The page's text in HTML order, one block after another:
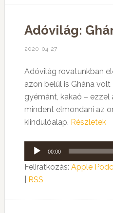
Adóvilág:
2020-04-27
Adóvilág rovatunkban
azon belül is Ghána volt
gyémánt, kakaó – ezzel
mindent elmondani az
kiindulóalap. Részletek
Audió
lejátszó
00:00
Feliratkozás: Apple
RSS